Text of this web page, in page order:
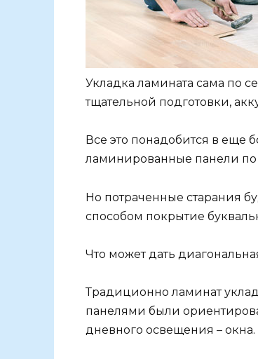
Укладка ламината сама по
тщательной подготовки,
Все это понадобится в еще
ламинированные панели по
Но потраченные старания
способом покрытие
Что может дать
Традиционно ламинат
панелями были
дневного освещения – окна.